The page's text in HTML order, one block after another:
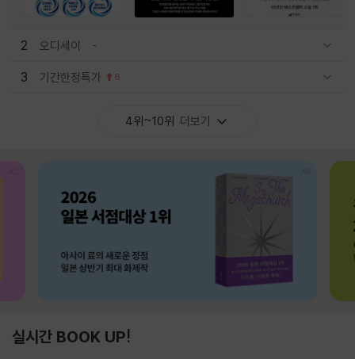
2 오디세이
3 기간한정특가 6
4위~10위 더보기
실시간 BOOK UP!